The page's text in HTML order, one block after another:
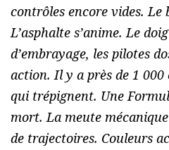
contrôles encore vides. Le
L’asphalte s’anime. Le
d’embrayage, les pilotes
action. Il y a près de 1
qui trépignent. Une
mort. La meute
de trajectoires. Couleurs